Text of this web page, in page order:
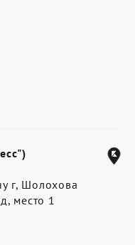
г, Шолохова
место 1